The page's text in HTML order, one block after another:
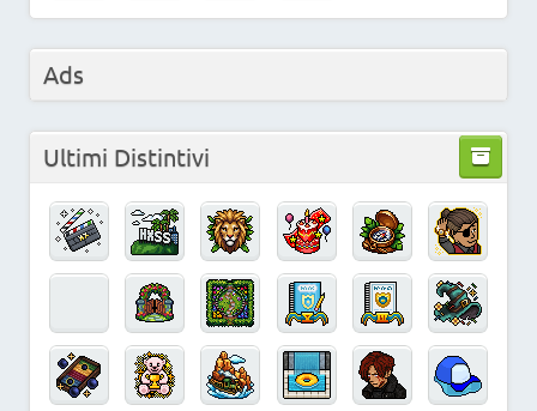
Ads
Ultimi Distintivi